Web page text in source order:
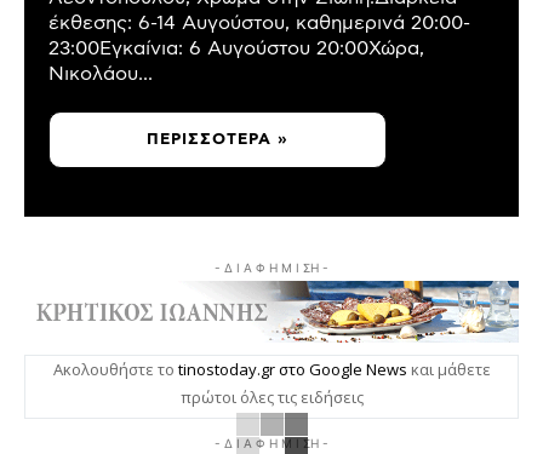
έκθεσης: 6-14 Αυγούστου, καθημερινά 20:00-
23:00Εγκαίνια: 6 Αυγούστου 20:00Χώρα,
Νικολάου...
ΠΕΡΙΣΣΌΤΕΡΑ »
- Δ Ι Α Φ Η Μ Ι ΣΗ -
Ακολουθήστε το tinostoday.gr στο Google News και μάθετε
πρώτοι όλες τις ειδήσεις
- Δ Ι Α Φ Η Μ Ι ΣΗ -